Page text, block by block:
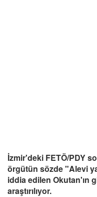
İzmir'deki FETÖ/PDY
örgütün sözde "Alevi
iddia edilen Okutan'ın
araştırılıyor.